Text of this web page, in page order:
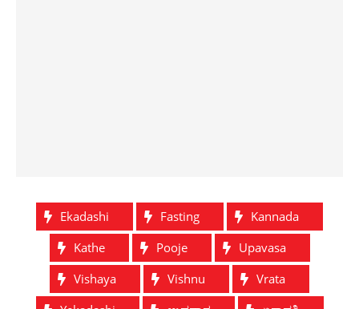
Ekadashi Fasting
Kannada
Kathe
Pooje
Upavasa
Vishaya
Vishnu
Vrata